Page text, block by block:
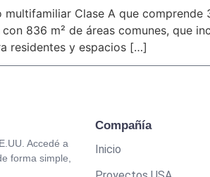
Clase A que
836 m² de áreas comunes, que
residentes y espacios […]
Accedé a
forma simple,
Compañía
Inicio